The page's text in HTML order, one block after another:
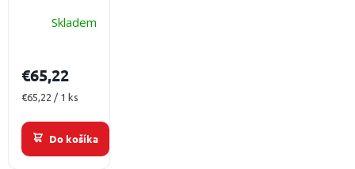
ES-20 malá
Skladem
€65,22
Jednotková
€65,22 / 1 ks
Do košíka